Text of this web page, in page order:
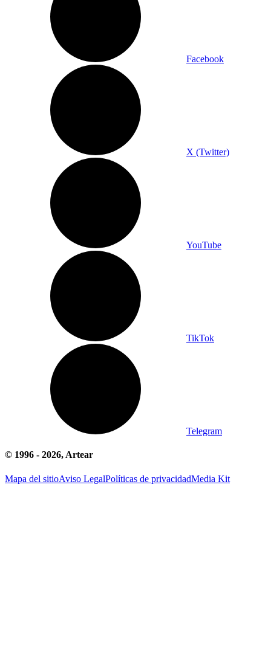
Facebook
X (Twitter)
YouTube
TikTok
Telegram
© 1996 - 2026, Artear
Mapa del sitioAviso LegalPolíticas de privacidadMedia Kit